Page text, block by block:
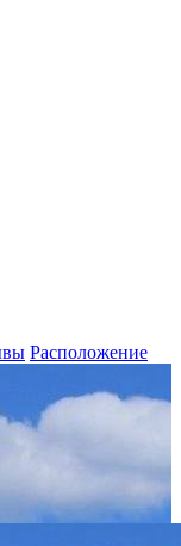
Расположение